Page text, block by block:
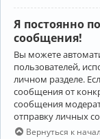
Я постоянно
сообщения!
Вы можете
пользователей,
личном разделе.
сообщения от
сообщения
отправку личных
Вернуться к